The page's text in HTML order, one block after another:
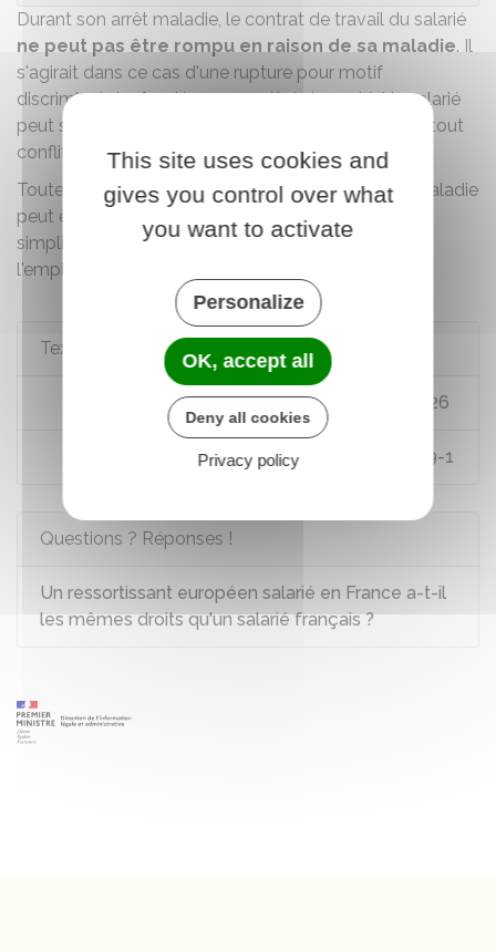
Durant son arrêt maladie, le contrat de travail du salarié
ne peut pas être rompu en raison de sa maladie. Il
s'agirait dans ce cas d'une rupture pour motif
discriminatoirefondée sur son état de santé. Un salarié
peut saisir le conseil des prud'hommes
pour régler tout
conflit sur un cas de discrimination.
Toutefois, le contrat de travail du salarié en arrêt maladie
peut être rompu dans les conditions et formalités
simplifiées de la période d'essai (soit à l'initiative de
l'employeur, soit à l'initiative du salarié).
Textes de référence
Code du travail : articles L1221-19 à L1221-26
Code du travail : articles L1226-7 à L1226-9-1
Questions ? Réponses !
Un ressortissant européen salarié en France a-t-il
les mêmes droits qu'un salarié français ?
This site uses cookies and
gives you control over what
you want to activate
Personalize
OK, accept all
Deny all cookies
Privacy policy